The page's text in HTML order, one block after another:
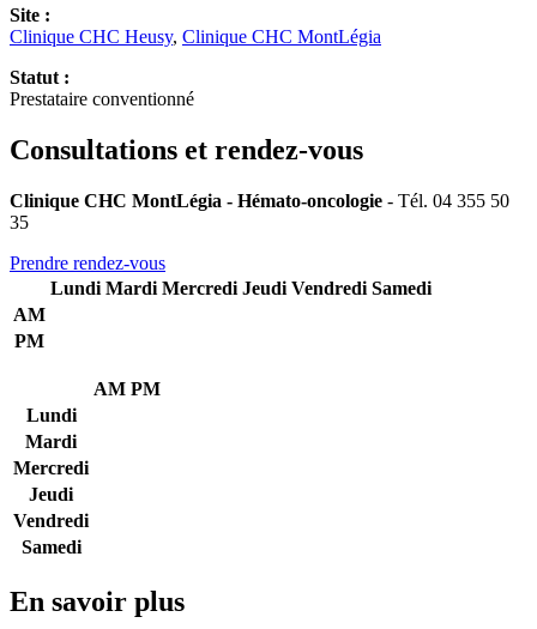
Site :
Clinique CHC Heusy, Clinique CHC MontLégia
Statut :
Prestataire conventionné
Consultations et rendez-vous
Clinique CHC MontLégia - Hémato-oncologie - Tél. 04 355 50
35
Prendre rendez-vous
Lundi Mardi Mercredi Jeudi Vendredi Samedi
AM
PM
AM PM
Lundi
Mardi
Mercredi
Jeudi
Vendredi
Samedi
En savoir plus